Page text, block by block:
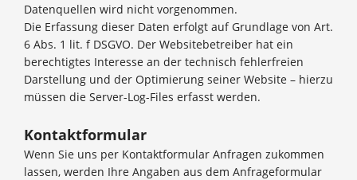
Datenquellen wird nicht vorgenommen.
Die Erfassung dieser Daten erfolgt auf Grundlage von Art.
6 Abs. 1 lit. f DSGVO. Der Websitebetreiber hat ein
berechtigtes Interesse an der technisch fehlerfreien
Darstellung und der Optimierung seiner Website – hierzu
müssen die Server-Log-Files erfasst werden.
Kontaktformular
Wenn Sie uns per Kontaktformular Anfragen zukommen
lassen, werden Ihre Angaben aus dem Anfrageformular